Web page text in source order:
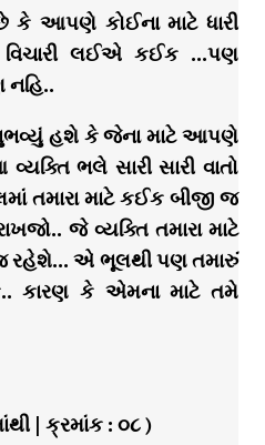
આપણે કોઈના માટે ધારી
લઈએ કઈક …પણ
હશે કે જેના માટે આપણે
ભલે સારી સારી વાતો
તમારા માટે કઈક બીજી જ
જે વ્યક્તિ તમારા માટે
જ રહેશે… એ ભૂલથી પણ તમારું
કારણ કે એમના માટે તમે
| ક્રમાંક : ૦૮ )